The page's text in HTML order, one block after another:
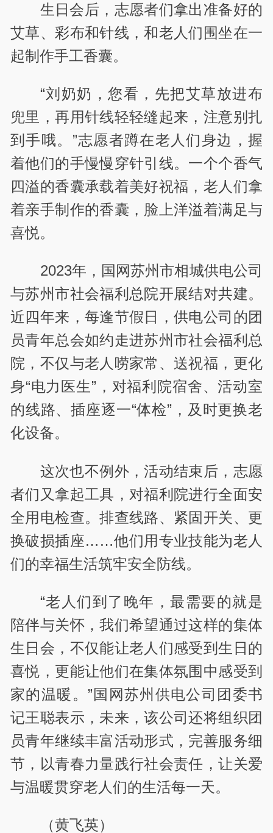
生日会后，志愿者们拿出准备好的
艾草、彩布和针线，和老人们围坐在一
起制作手工香囊。
“刘奶奶，您看，先把艾草放进布
兜里，再用针线轻轻缝起来，注意别扎
到手哦。”志愿者蹲在老人们身边，握
着他们的手慢慢穿针引线。一个个香气
四溢的香囊承载着美好祝福，老人们拿
着亲手制作的香囊，脸上洋溢着满足与
喜悦。
2023年，国网苏州市相城供电公司
与苏州市社会福利总院开展结对共建。
近四年来，每逢节假日，供电公司的团
员青年总会如约走进苏州市社会福利总
院，不仅与老人唠家常、送祝福，更化
身“电力医生”，对福利院宿舍、活动室
的线路、插座逐一“体检”，及时更换老
化设备。
这次也不例外，活动结束后，志愿
者们又拿起工具，对福利院进行全面安
全用电检查。排查线路、紧固开关、更
换破损插座……他们用专业技能为老人
们的幸福生活筑牢安全防线。
“老人们到了晚年，最需要的就是
陪伴与关怀，我们希望通过这样的集体
生日会，不仅能让老人们感受到生日的
喜悦，更能让他们在集体氛围中感受到
家的温暖。”国网苏州供电公司团委书
记王聪表示，未来，该公司还将组织团
员青年继续丰富活动形式，完善服务细
节，以青春力量践行社会责任，让关爱
与温暖贯穿老人们的生活每一天。
（黄飞英）